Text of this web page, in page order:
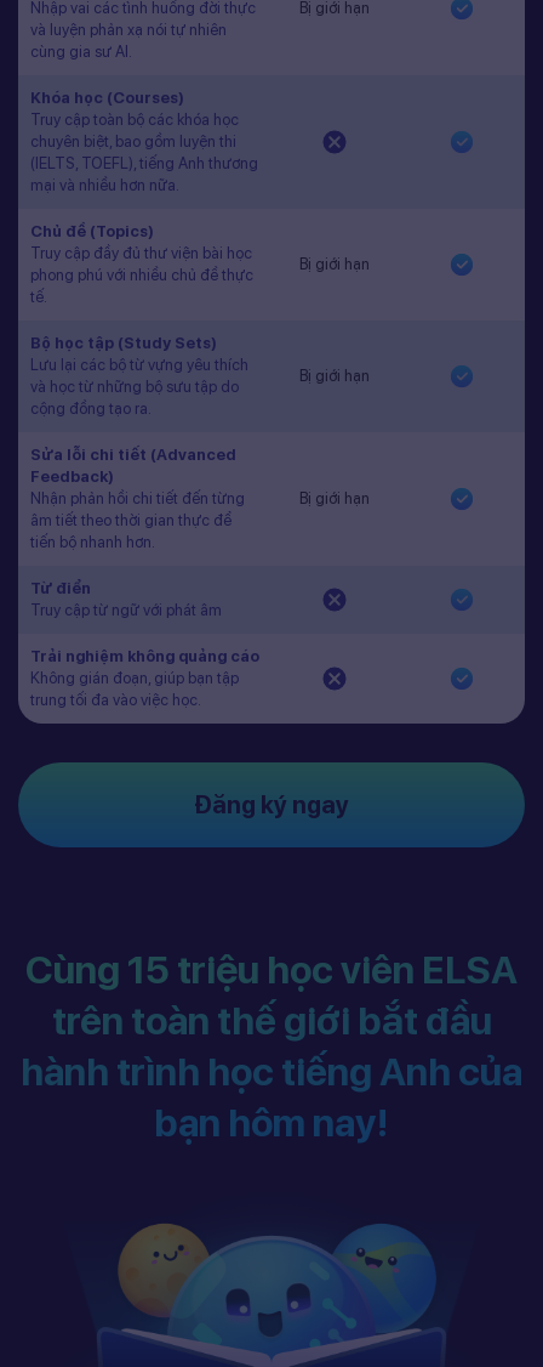
Nhập vai các tình huống đời thực
và luyện phản xạ nói tự nhiên
cùng gia sư AI.
Bị giới hạn
Khóa học (Courses)
Truy cập toàn bộ các khóa học
chuyên biệt, bao gồm luyện thi
(IELTS, TOEFL), tiếng Anh thương
mại và nhiều hơn nữa.
Chủ đề (Topics)
Truy cập đầy đủ thư viện bài học
phong phú với nhiều chủ đề thực
tế.
Bị giới hạn
Bộ học tập (Study Sets)
Lưu lại các bộ từ vựng yêu thích
và học từ những bộ sưu tập do
cộng đồng tạo ra.
Bị giới hạn
Sửa lỗi chi tiết (Advanced
Feedback)
Nhận phản hồi chi tiết đến từng
âm tiết theo thời gian thực để
tiến bộ nhanh hơn.
Bị giới hạn
Từ điển
Truy cập từ ngữ với phát âm
Trải nghiệm không quảng cáo
Không gián đoạn, giúp bạn tập
trung tối đa vào việc học.
Đăng ký ngay
Cùng 15 triệu học viên ELSA
trên toàn thế giới bắt đầu
hành trình học tiếng Anh của
bạn hôm nay!